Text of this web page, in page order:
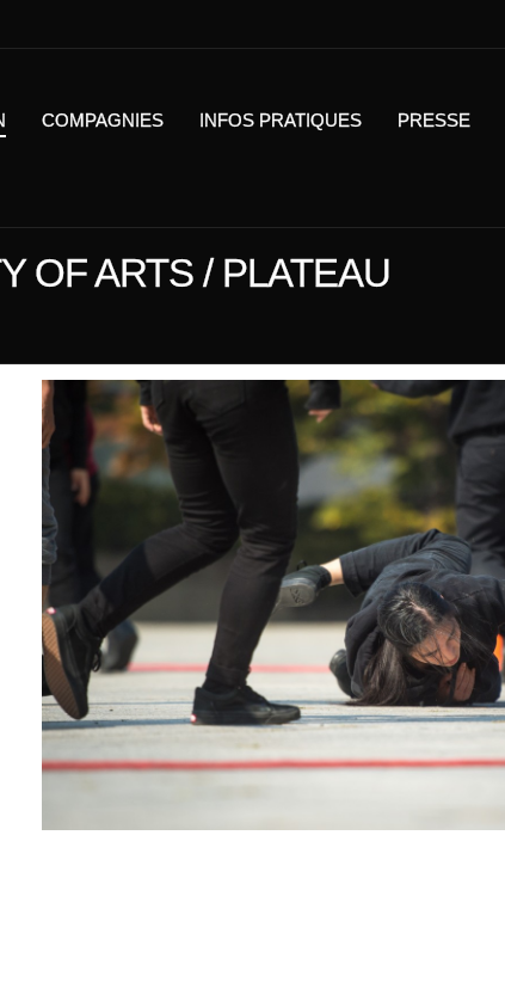
COMPAGNIES INFOS PRATIQUES PRESSE
OF ARTS / PLATEAU